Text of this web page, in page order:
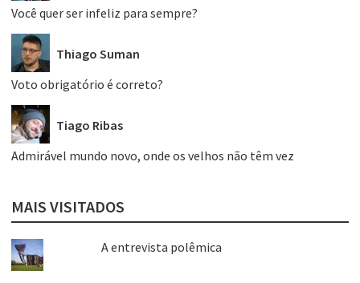
Você quer ser infeliz para sempre?
Thiago Suman
Voto obrigatório é correto?
Tiago Ribas
Admirável mundo novo, onde os velhos não têm vez
MAIS VISITADOS
A entrevista polêmica